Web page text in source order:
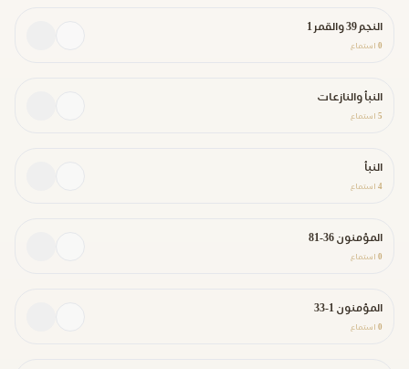
النجم 39 والقمر 1
0 استماع
النبأ والنازعات
5 استماع
النبأ
4 استماع
المؤمنون 36-81
0 استماع
المؤمنون 1-33
0 استماع